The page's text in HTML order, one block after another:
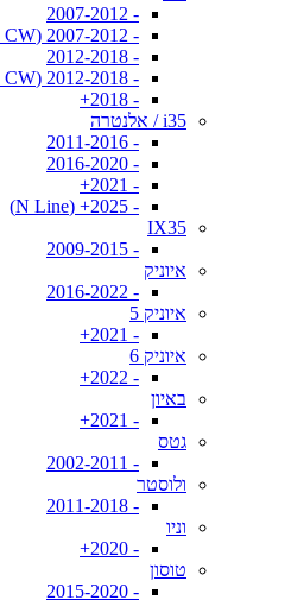
- 2007-2012
- 2007-2012 (CW סטיישן)
- 2012-2018
- 2012-2018 (CW סטיישן)
- 2018+
i35 / אלנטרה
- 2011-2016
- 2016-2020
- 2021+
- 2025+ (N Line)
IX35
- 2009-2015
איוניק
- 2016-2022
איוניק 5
- 2021+
איוניק 6
- 2022+
באיון
- 2021+
גטס
- 2002-2011
ולוסטר
- 2011-2018
וניו
- 2020+
טוסון
- 2015-2020